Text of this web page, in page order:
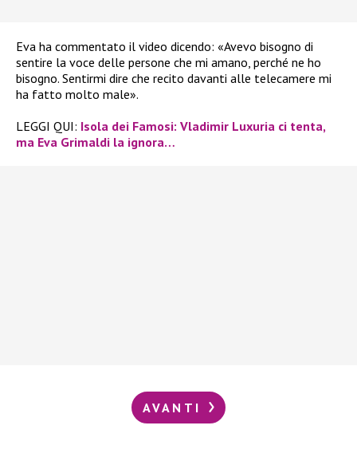
Eva ha commentato il video dicendo: «Avevo bisogno di
sentire la voce delle persone che mi amano, perché ne ho
bisogno. Sentirmi dire che recito davanti alle telecamere mi
ha fatto molto male».
LEGGI QUI: Isola dei Famosi: Vladimir Luxuria ci tenta,
ma Eva Grimaldi la ignora…
AVANTI